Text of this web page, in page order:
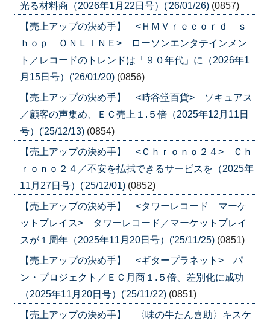
光る材料商（2026年1月22日号）('26/01/26) (0857)
【売上アップの決め手】 <ＨＭＶｒｅｃｏｒｄ ｓ
ｈｏｐ ＯＮＬＩＮＥ> ローソンエンタテインメン
ト／レコードのトレンドは「９０年代」に（2026年1
月15日号）('26/01/20) (0856)
【売上アップの決め手】 <時谷堂百貨> ソキュアス
／顧客の声集め、ＥＣ売上１.５倍（2025年12月11日
号）('25/12/13) (0854)
【売上アップの決め手】 <Ｃｈｒｏｎｏ２４> Ｃｈ
ｒｏｎｏ２４／不安を払拭できるサービスを（2025年
11月27日号）('25/12/01) (0852)
【売上アップの決め手】 <タワーレコード マーケ
ットプレイス> タワーレコード／マーケットプレイ
スが１周年（2025年11月20日号）('25/11/25) (0851)
【売上アップの決め手】 <ギタープラネット> パ
ン・プロジェクト／ＥＣ月商１.５倍、差別化に成功
（2025年11月20日号）('25/11/22) (0851)
【売上アップの決め手】 〈味の牛たん喜助〉キスケ